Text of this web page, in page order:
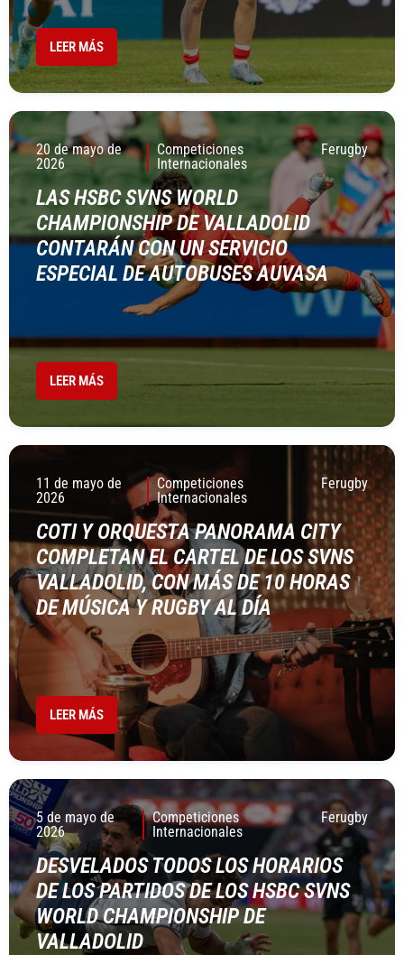
LEER MÁS
20 de mayo de
2026
Competiciones
Internacionales
Ferugby
LAS HSBC SVNS WORLD
CHAMPIONSHIP DE VALLADOLID
CONTARÁN CON UN SERVICIO
ESPECIAL DE AUTOBUSES AUVASA
LEER MÁS
11 de mayo de
2026
Competiciones
Internacionales
Ferugby
COTI Y ORQUESTA PANORAMA CITY
COMPLETAN EL CARTEL DE LOS SVNS
VALLADOLID, CON MÁS DE 10 HORAS
DE MÚSICA Y RUGBY AL DÍA
LEER MÁS
5 de mayo de
2026
Competiciones
Internacionales
Ferugby
DESVELADOS TODOS LOS HORARIOS
DE LOS PARTIDOS DE LOS HSBC SVNS
WORLD CHAMPIONSHIP DE
VALLADOLID